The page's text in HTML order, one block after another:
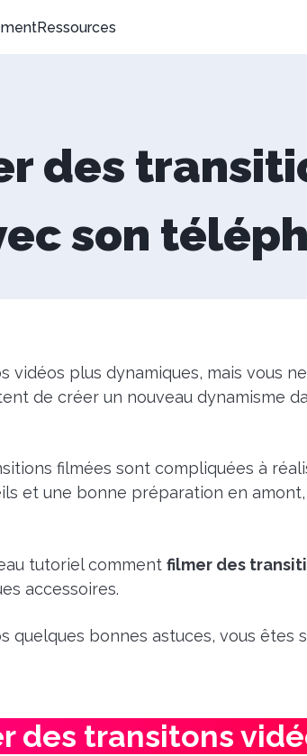
Ressources
des
son
vidéos plus dynamiques, mais vous
de créer un nouveau dynamisme
filmées sont compliquées à
et une bonne préparation en
tutoriel comment filmer des
accessoires.
quelques bonnes astuces, vous êtes
des transitons